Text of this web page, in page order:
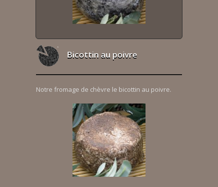
Bicottin au poivre
Notre fromage de chèvre le bicottin au poivre.